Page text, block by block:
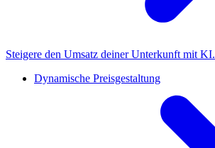
Steigere den Umsatz deiner Unterkunft mit KI.
Dynamische Preisgestaltung